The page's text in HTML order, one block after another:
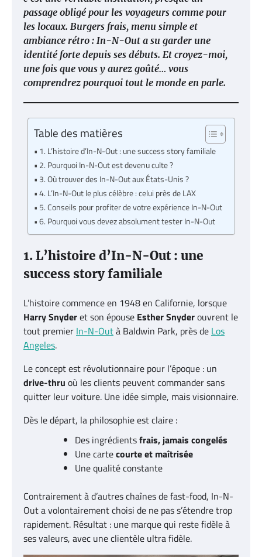
passage obligé pour les voyageurs comme pour
les locaux. Burgers frais, menu simple et
ambiance rétro : In-N-Out a su garder une
identité forte depuis ses débuts. Et croyez-moi,
une fois que vous y aurez goûté… vous
comprendrez pourquoi tout le monde en parle.
Table des matières
1. L’histoire d’In-N-Out : une success story familiale
2. Pourquoi In-N-Out est devenu culte ?
3. Où trouver des In-N-Out aux États-Unis ?
4. L’In-N-Out le plus célèbre : celui près de LAX
5. Conseils pour profiter de votre expérience In-N-Out
6. Pourquoi vous devez absolument tester In-N-Out
1. L’histoire d’In-N-Out : une
success story familiale
L’histoire commence en 1948 en Californie, lorsque
Harry Snyderet son épouse Esther Snyderouvrent le
tout premier In-N-Outà Baldwin Park, près de Los
Angeles.
Le concept est révolutionnaire pour l’époque : un
drive-thru où les clients peuvent commander sans
quitter leur voiture. Une idée simple, mais visionnaire.
Dès le départ, la philosophie est claire :
Des ingrédientsfrais, jamais congelés
Une cartecourte et maîtrisée
Une qualité constante
Contrairement à d’autres chaînes de fast-food, In-N-
Out a volontairement choisi de ne pas s’étendre trop
rapidement. Résultat : une marque qui reste fidèle à
ses valeurs, avec une clientèle ultra fidèle.